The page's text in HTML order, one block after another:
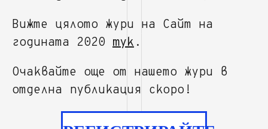
Вижте цялото жури на Сайт на
годината 2020 тук.
Очаквайте още от нашето жури в
отделна публикация скоро!